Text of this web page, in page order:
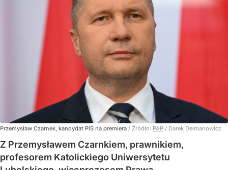
Przemysław Czarnek, kandydat PiS na premiera / Źródło: PAP / Darek Delmanowicz
Z Przemysławem Czarnkiem, prawnikiem,
profesorem Katolickiego Uniwersytetu